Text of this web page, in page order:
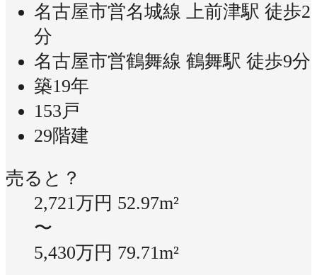
名古屋市営名城線 上前津駅 徒歩2
分
名古屋市営鶴舞線 鶴舞駅 徒歩9分
築19年
153戸
29階建
売ると？
2,721万円 52.97m²
〜
5,430万円 79.71m²